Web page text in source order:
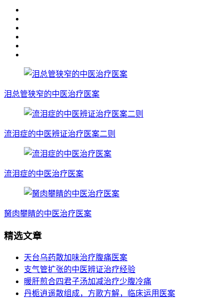
泪总管狭窄的中医治疗医案
流泪症的中医辨证治疗医案二则
流泪症的中医治疗医案
胬肉攀睛的中医治疗医案
精选文章
天台乌药散加味治疗腹痛医案
支气管扩张的中医辨证治疗经验
暖肝煎合四君子汤加减治疗少腹冷痛
丹栀逍遥散组成，方歌方解，临床运用医案